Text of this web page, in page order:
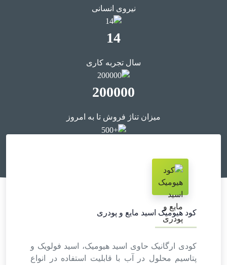
نیروی انسانی
14
سال تجربه کاری
200000
میزان تناژ فروش تا به امروز
کود هیومیک اسید مایع و پودری
کودی ارگانیک حاوی اسید هیومیک، اسید فولویک و
پتاسیم محلول در آب با قابلیت استفاده در انواع